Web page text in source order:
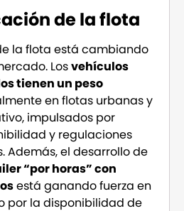
de la flota
la flota está cambiando
Losvehículos
tienen un peso
en flotas urbanas y
impulsados por
y regulaciones
Además, el desarrollo de
“por horas” con
está ganando fuerza en
por la disponibilidad de